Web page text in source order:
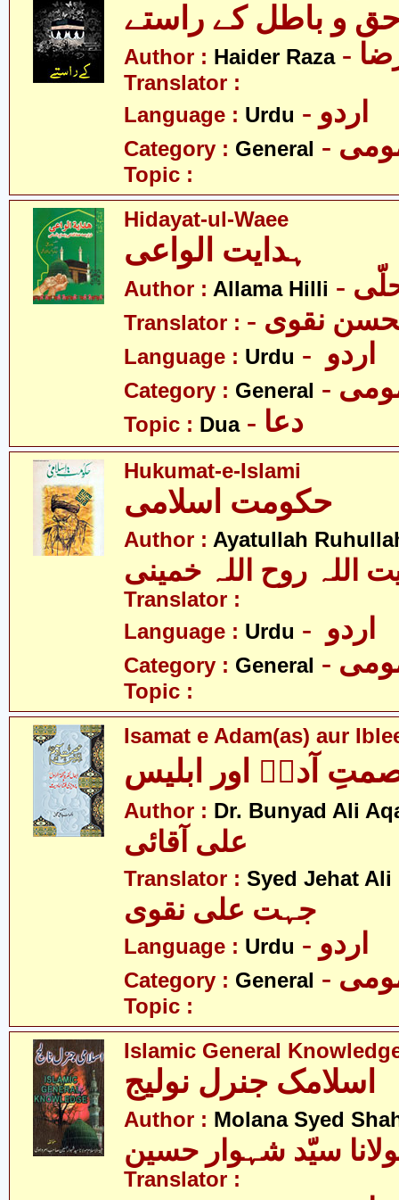
و باطل کے راستے
Author : Haider Raza
Translator :
Language : Urdu - اردو
Category : General
Topic :
Hidayat-ul-Waee
ہدایت الواعی
Author : Allama Hilli
Translator :
Language : Urdu
Category : General
Topic : Dua - دعا
Hukumat-e-Islami
Author : Ayatullah
اللہ روح اللہ خمینی
Translator :
Language : Urdu
Category : General
Topic :
Isamat e Adam(as) aur
آدمؑ اور ابلیس
Author : Dr. Bunyad Ali
علی آقائی
Translator : Syed Jehat Ali
جہت علی نقوی
Language : Urdu - اردو
Category : General
Topic :
Islamic General
Author : Molana Syed
Translator :